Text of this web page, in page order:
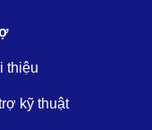
thiệu
kỹ thuật